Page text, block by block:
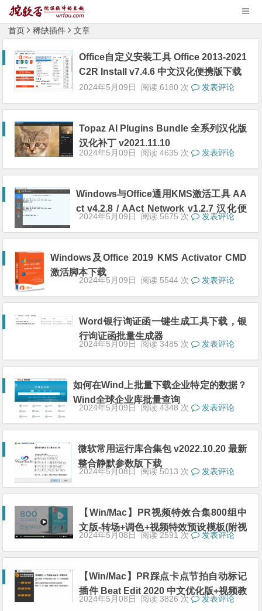
首页 稀缺插件 文章
Office自定义安装工具 Office 2013-2021
C2R Install v7.4.6 中文汉化便携版下载
2024年5月09日 阅读 6180 次 发表评论
Topaz AI Plugins Bundle 全系列汉化版
汉化补丁 v2021.11.10
2024年5月09日 阅读 4635 次 发表评论
Windows与Office通用KMS激活工具 AA
ct v4.2.8 / AAct Network v1.2.7 汉化便
携版下载
2024年5月09日 阅读 5675 次 发表评论
Windows及Office 2019 KMS Activator CMD
激活脚本下载
2024年5月09日 阅读 5544 次 发表评论
Word银行询证函一键生成工具下载，银
行询证函批量生成器
2024年5月09日 阅读 3485 次 发表评论
如何在Wind上批量下载企业特定的数据？
Wind全球企业库批量查询
2024年5月09日 阅读 4348 次 发表评论
微软常用运行库合集包 v2022.10.20 最新
整合静默参数版下载
2024年5月08日 阅读 5013 次 发表评论
【Win/Mac】PR视频特效合集800组中
文版-转场+调色+视频特效预设模板(附视
频教程)
2024年5月08日 阅读 2591 次 发表评论
【Win/Mac】PR踩点卡点节拍自动标记
插件 Beat Edit 2020 中文优化版+视频教
程下载
2024年5月08日 阅读 3826 次 发表评论